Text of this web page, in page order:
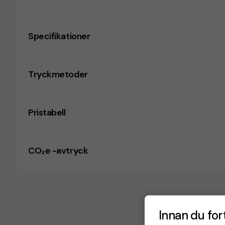
Innan du
Specifikationer
Tryckmetoder
Pristabell
CO₂e -avtryck